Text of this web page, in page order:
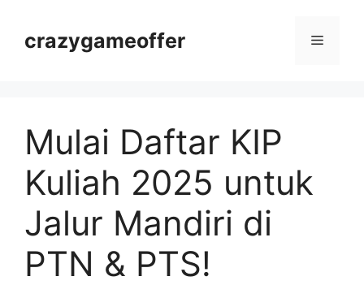
crazygameoffer Menu
Mulai Daftar KIP
Kuliah 2025 untuk
Jalur Mandiri di
PTN & PTS!